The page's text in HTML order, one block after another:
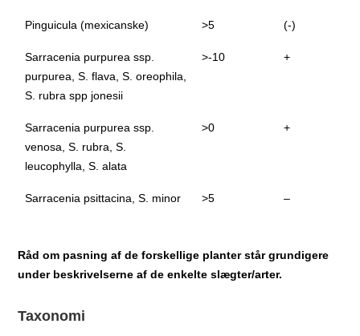
Pinguicula (mexicanske) >5 (-)
Sarracenia purpurea ssp.
purpurea, S. flava, S. oreophila,
S. rubra spp jonesii
>-10 +
Sarracenia purpurea ssp.
venosa, S. rubra, S.
leucophylla, S. alata
>0 +
Sarracenia psittacina, S. minor >5 –
Råd om pasning af de forskellige planter står grundigere
under beskrivelserne af de enkelte slægter/arter.
Taxonomi